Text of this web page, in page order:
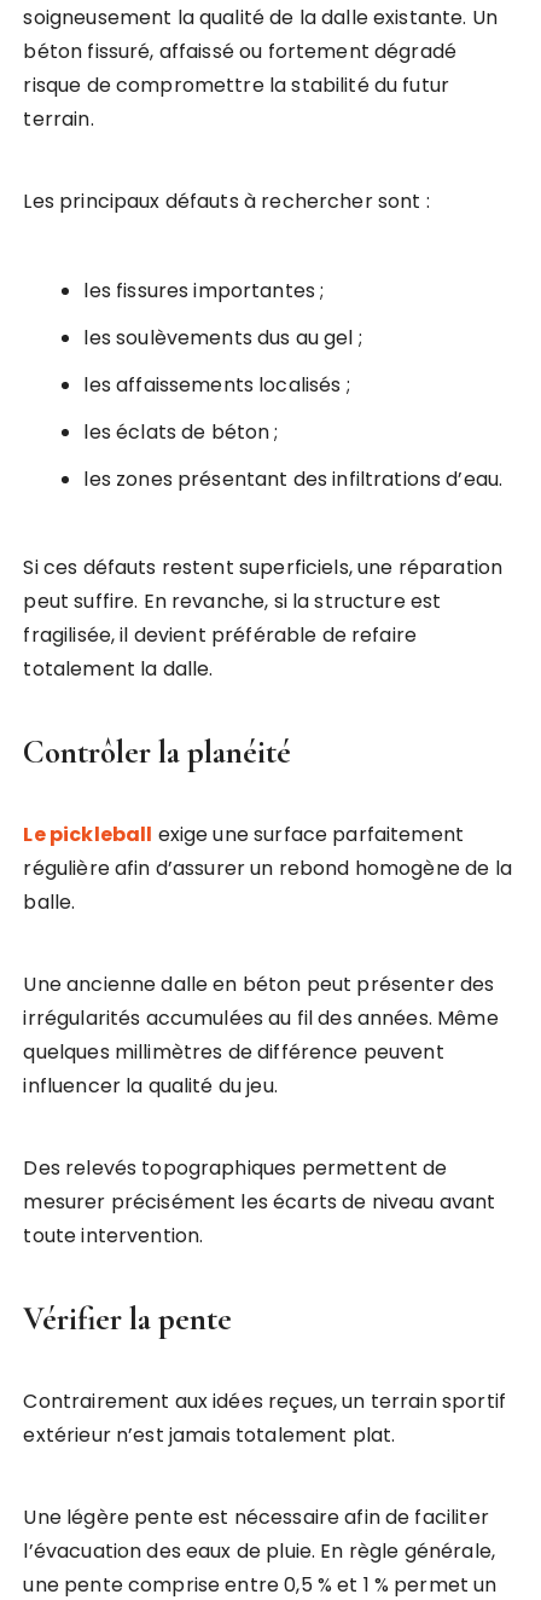
soigneusement la qualité de la dalle existante. Un
béton fissuré, affaissé ou fortement dégradé
risque de compromettre la stabilité du futur
terrain.
Les principaux défauts à rechercher sont :
les fissures importantes ;
les soulèvements dus au gel ;
les affaissements localisés ;
les éclats de béton ;
les zones présentant des infiltrations d’eau.
Si ces défauts restent superficiels, une réparation
peut suffire. En revanche, si la structure est
fragilisée, il devient préférable de refaire
totalement la dalle.
Contrôler la planéité
Le pickleball exige une surface parfaitement
régulière afin d’assurer un rebond homogène de la
balle.
Une ancienne dalle en béton peut présenter des
irrégularités accumulées au fil des années. Même
quelques millimètres de différence peuvent
influencer la qualité du jeu.
Des relevés topographiques permettent de
mesurer précisément les écarts de niveau avant
toute intervention.
Vérifier la pente
Contrairement aux idées reçues, un terrain sportif
extérieur n’est jamais totalement plat.
Une légère pente est nécessaire afin de faciliter
l’évacuation des eaux de pluie. En règle générale,
une pente comprise entre 0,5 % et 1 % permet un